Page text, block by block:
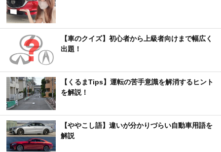
【車のクイズ】初心者から上級者向けまで幅広く
出題！
【くるまTips】運転の苦手意識を解消するヒント
を解説！
【ややこし語】違いが分かりづらい自動車用語を
解説